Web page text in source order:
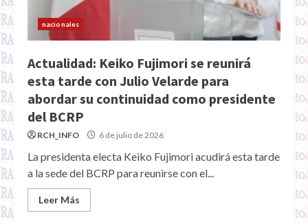
nacionales
Actualidad: Keiko Fujimori se reunirá
esta tarde con Julio Velarde para
abordar su continuidad como presidente
del BCRP
RCH_INFO 6 de julio de 2026
La presidenta electa Keiko Fujimori acudirá esta tarde
a la sede del BCRP para reunirse con el...
Leer Más